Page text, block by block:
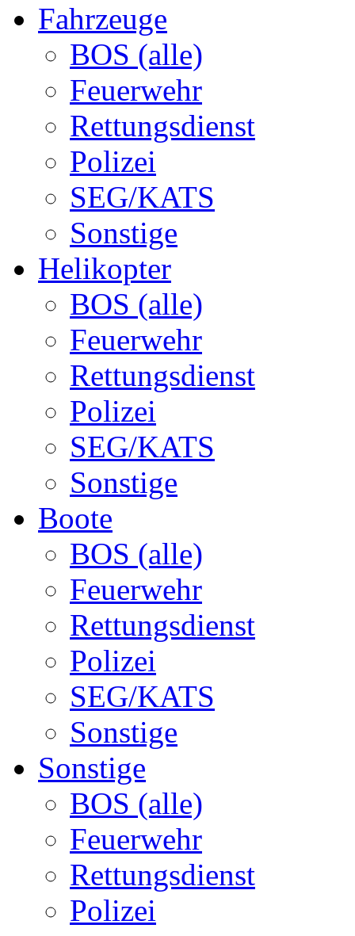
Fahrzeuge
BOS (alle)
Feuerwehr
Rettungsdienst
Polizei
SEG/KATS
Sonstige
Helikopter
BOS (alle)
Feuerwehr
Rettungsdienst
Polizei
SEG/KATS
Sonstige
Boote
BOS (alle)
Feuerwehr
Rettungsdienst
Polizei
SEG/KATS
Sonstige
Sonstige
BOS (alle)
Feuerwehr
Rettungsdienst
Polizei